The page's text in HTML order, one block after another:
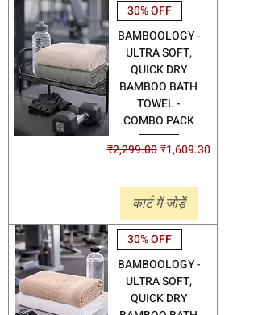
30% OFF
BAMBOOLOGY -
ULTRA SOFT,
QUICK DRY
BAMBOO BATH
TOWEL -
COMBO PACK
नियमित मूल्य
₹2,299.00 बिक्री मूल्य
₹1,609.30
कार्ट में जोड़ें
30% OFF
BAMBOOLOGY -
ULTRA SOFT,
QUICK DRY